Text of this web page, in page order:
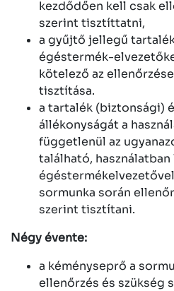
kezdődően kell csak
szerint tisztíttatni,
a gyűjtő jellegű
égéstermék-
kötelező az
tisztítása.
a tartalék (biztonsági)
állékonyságát a
függetlenül az
található, használatban
sormunka során
szerint tisztítani.
Négy évente:
a kéményseprő a
ellenőrzés és szükség